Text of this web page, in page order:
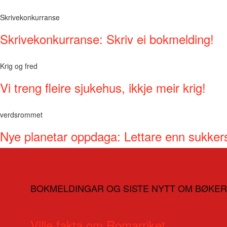
Skrivekonkurranse
Skrivekonkurranse: Skriv ei bokmelding!
Krig og fred
Vi treng fleire sjukehus, ikkje meir krig!
verdsrommet
Nye planetar oppdaga: Lettare enn
BOKMELDINGAR OG SISTE NYTT OM BØKER